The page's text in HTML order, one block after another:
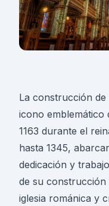
La construcción de
icono emblemático
1163 durante el
hasta 1345,
dedicación y
de su
iglesia románica y